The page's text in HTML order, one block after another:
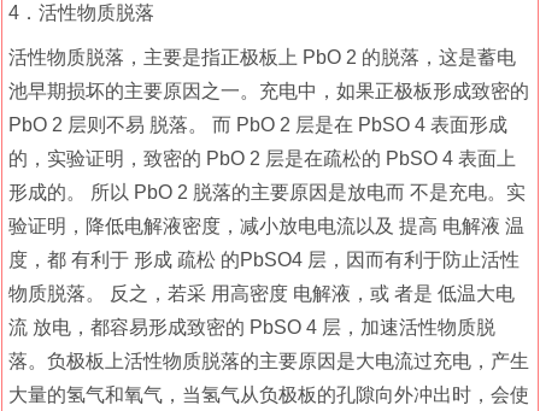
4．活性物质脱落
活性物质脱落，主要是指正极板上 PbO 2 的脱落，这是蓄电
池早期损坏的主要原因之一。充电中，如果正极板形成致密的
PbO 2 层则不易 脱落。 而 PbO 2 层是在 PbSO 4 表面形成
的，实验证明，致密的 PbO 2 层是在疏松的 PbSO 4 表面上
形成的。 所以 PbO 2 脱落的主要原因是放电而 不是充电。实
验证明，降低电解液密度，减小放电电流以及 提高 电解液 温
度，都 有利于 形成 疏松 的PbSO4 层，因而有利于防止活性
物质脱落。 反之，若采 用高密度 电解液，或 者是 低温大电
流 放电，都容易形成致密的 PbSO 4 层，加速活性物质脱
落。负极板上活性物质脱落的主要原因是大电流过充电，产生
大量的氢气和氧气，当氢气从负极板的孔隙向外冲出时，会使